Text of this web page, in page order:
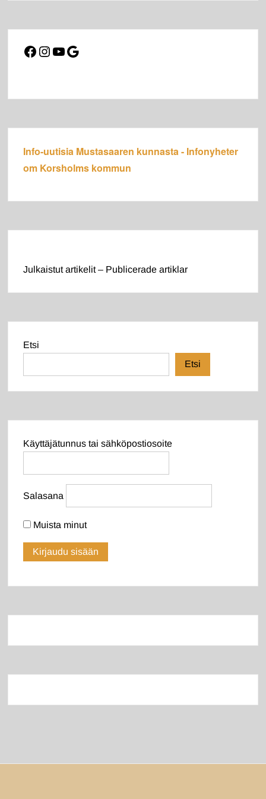
Facebook
Instagram
YouTube
Google
Info-uutisia Mustasaaren kunnasta - Infonyheter
om Korsholms kommun
Julkaistut artikelit – Publicerade artiklar
Etsi
Etsi
Käyttäjätunnus tai sähköpostiosoite
Salasana
Muista minut